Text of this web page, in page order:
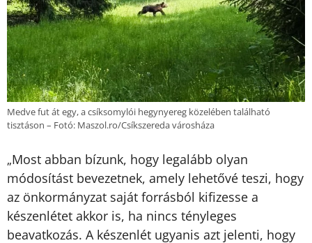
Medve fut át egy, a csíksomylói hegynyereg közelében található
tisztáson – Fotó: Maszol.ro/Csíkszereda városháza
„Most abban bízunk, hogy legalább olyan
módosítást bevezetnek, amely lehetővé teszi, hogy
az önkormányzat saját forrásból kifizesse a
készenlétet akkor is, ha nincs tényleges
beavatkozás. A készenlét ugyanis azt jelenti, hogy